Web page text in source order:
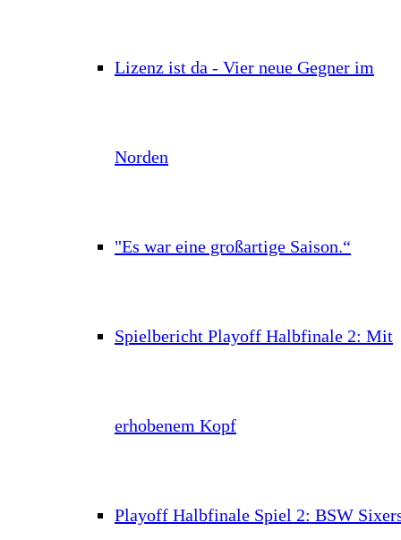
Lizenz ist da - Vier neue Gegner im
Norden
"Es war eine großartige Saison.“
Spielbericht Playoff Halbfinale 2: Mit
erhobenem Kopf
Playoff Halbfinale Spiel 2: BSW